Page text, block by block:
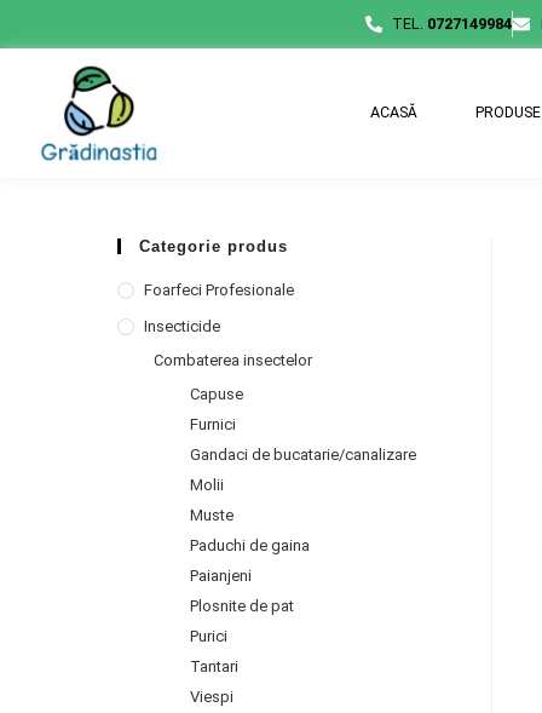
TEL. 0727149984
ACASĂ PRODUSE
Categorie produs
Foarfeci Profesionale
Insecticide
Combaterea insectelor
Capuse
Furnici
Gandaci de bucatarie/canalizare
Molii
Muste
Paduchi de gaina
Paianjeni
Plosnite de pat
Purici
Tantari
Viespi